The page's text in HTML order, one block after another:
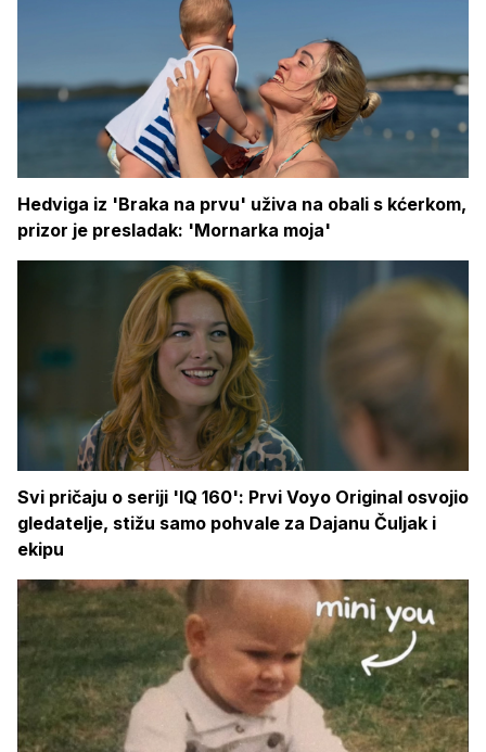
Hedviga iz 'Braka na prvu' uživa na obali s kćerkom,
prizor je presladak: 'Mornarka moja'
Svi pričaju o seriji 'IQ 160': Prvi Voyo Original osvojio
gledatelje, stižu samo pohvale za Dajanu Čuljak i
ekipu